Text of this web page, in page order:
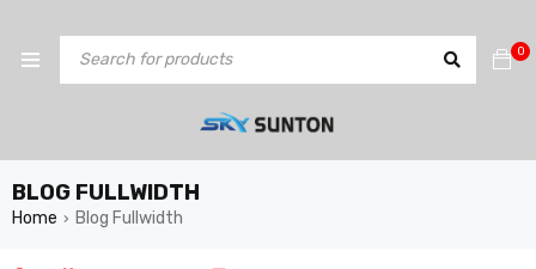
0
BLOG FULLWIDTH
Home › Blog Fullwidth